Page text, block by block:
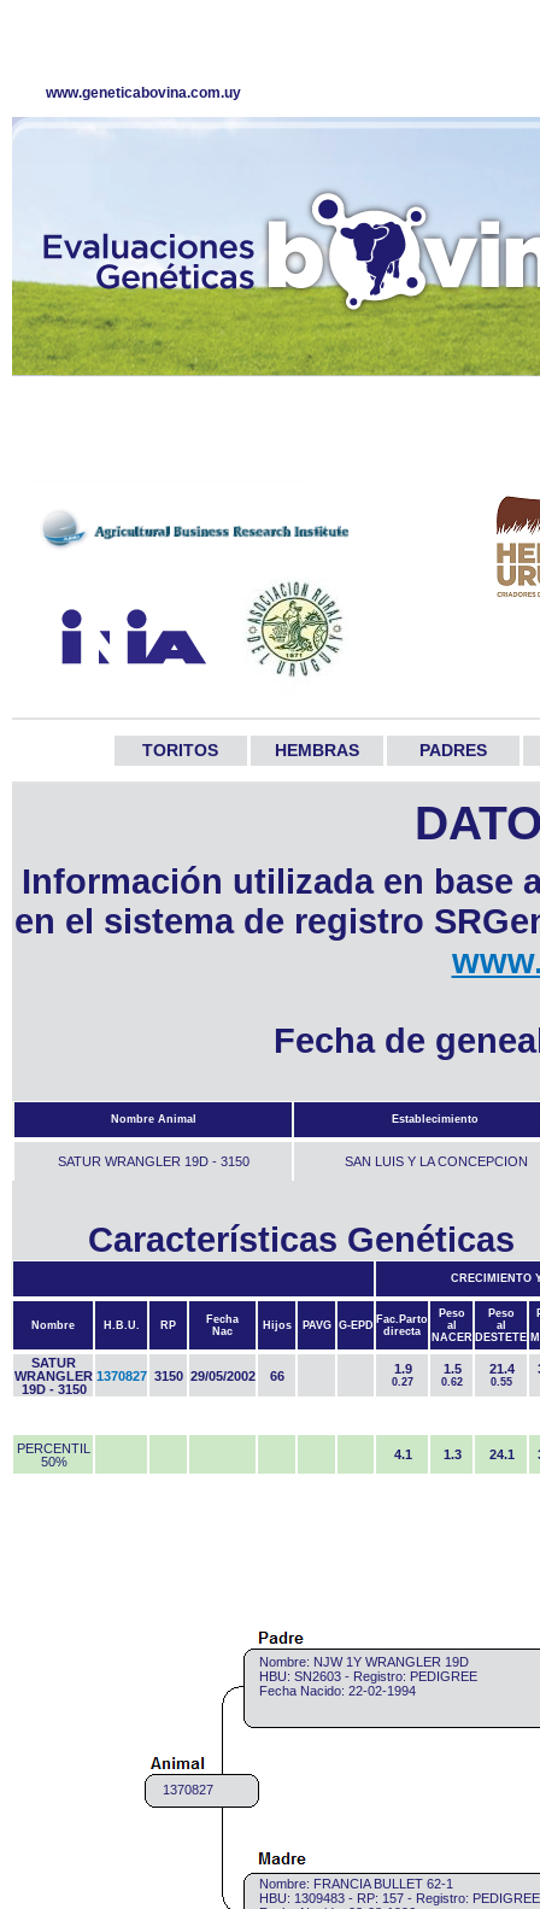
www.geneticabovina.com.uy
TORITOS HEMBRAS PADRES
Información utilizada en base
en el sistema de registro
Fecha de
Nombre Animal Establecimiento
SATUR WRANGLER 19D - 3150 SAN LUIS Y LA CONCEPCION
Características Genéticas
CRECIMIENTO
Nombre H.B.U. RP
Fecha
Nac
Hijos PAVG G-EPD Fac.Parto
directa
Peso
al
NACER
Peso
al
DESTETE
SATUR
WRANGLER
19D - 3150
1370827 3150 29/05/2002 66 1.9
0.27
1.5
0.62
21.4
0.55
PERCENTIL
50%
4.1 1.3 24.1
1370827
Nombre: NJW 1Y WRANGLER 19D
HBU: SN2603 - Registro: PEDIGREE
Fecha Nacido: 22-02-1994
Nombre: FRANCIA BULLET 62-1
HBU: 1309483 - RP: 157 - Registro: PEDIGREE